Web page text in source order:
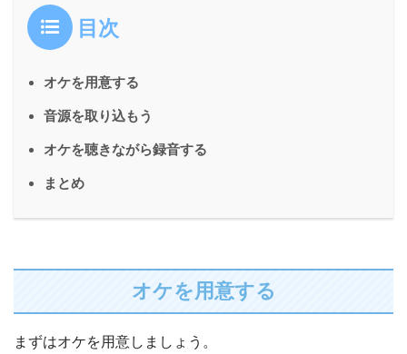
目次
オケを用意する
音源を取り込もう
オケを聴きながら録音する
まとめ
オケを用意する
まずはオケを用意しましょう。